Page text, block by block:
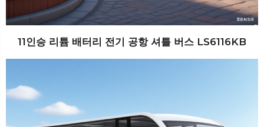
11인승 리튬 배터리 전기 공항 셔틀 버스 LS6116KB